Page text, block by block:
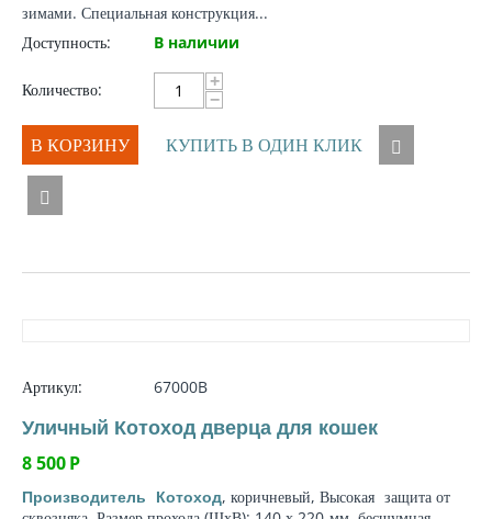
зимами. Специальная конструкция...
Доступность:
В наличии
Количество:
+
−
В КОРЗИНУ КУПИТЬ В ОДИН КЛИК
Артикул: 67000B
Уличный Котоход дверца для кошек
8 500Р
Производитель Котоход, коричневый, Высокая защита от